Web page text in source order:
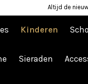
Altijd de
Kinderen
Sieraden